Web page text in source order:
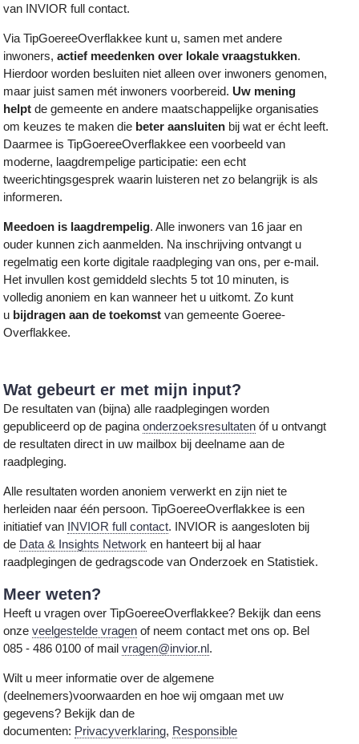
van INVIOR full contact.
Via TipGoereeOverflakkee kunt u, samen met andere
inwoners,actief meedenken over lokale vraagstukken.
Hierdoor worden besluiten niet alleen over inwoners genomen,
maar juist samen mét inwoners voorbereid. Uw mening
helpt de gemeente en andere maatschappelijke organisaties
om keuzes te maken die beter aansluiten bij wat er écht leeft.
Daarmee is TipGoereeOverflakkee een voorbeeld van
moderne, laagdrempelige participatie: een echt
tweerichtingsgesprek waarin luisteren net zo belangrijk is als
informeren.
Meedoen is laagdrempelig. Alle inwoners van 16 jaar en
ouder kunnen zich aanmelden. Na inschrijving ontvangt u
regelmatig een korte digitale raadpleging van ons, per e-mail.
Het invullen kost gemiddeld slechts 5 tot 10 minuten, is
volledig anoniem en kan wanneer het u uitkomt. Zo kunt
u bijdragen aan de toekomst van gemeente Goeree-
Overflakkee.
Wat gebeurt er met mijn input?
De resultaten van (bijna) alle raadplegingen worden
gepubliceerd op de paginaonderzoeksresultaten óf u ontvangt
de resultaten direct in uw mailbox bij deelname aan de
raadpleging.
Alle resultaten worden anoniem verwerkt en zijn niet te
herleiden naar één persoon. TipGoereeOverflakkee is een
initiatief van
INVIOR full contact. INVIOR is aangesloten bij
de Data & Insights Network en hanteert bij al haar
raadplegingen de gedragscode van Onderzoek en Statistiek.
Meer weten?
Heeft u vragen over TipGoereeOverflakkee? Bekijk dan eens
onzeveelgestelde vragen of neem contact met ons op. Bel
085 - 486 0100 of mailvragen@invior.nl .
Wilt u meer informatie over de algemene
(deelnemers)voorwaarden en hoe wij omgaan met uw
gegevens? Bekijk dan de
documenten: Privacyverklaring, Responsible